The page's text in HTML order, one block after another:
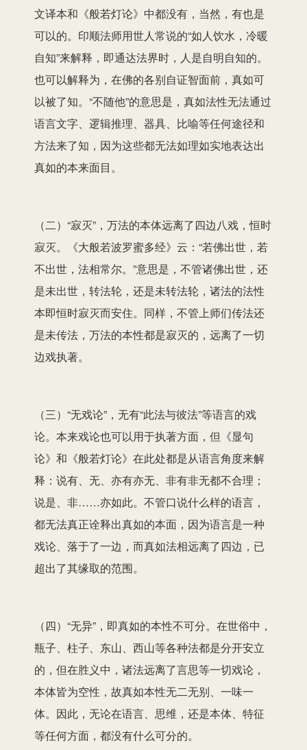
文译本和《般若灯论》中都没有，当然，有也是
可以的。印顺法师用世人常说的“如人饮水，冷暖
自知”来解释，即通达法界时，人是自明自知的。
也可以解释为，在佛的各别自证智面前，真如可
以被了知。“不随他”的意思是，真如法性无法通过
语言文字、逻辑推理、器具、比喻等任何途径和
方法来了知，因为这些都无法如理如实地表达出
真如的本来面目。
（二）“寂灭”，万法的本体远离了四边八戏，恒时
寂灭。《大般若波罗蜜多经》云：“若佛出世，若
不出世，法相常尔。”意思是，不管诸佛出世，还
是未出世，转法轮，还是未转法轮，诸法的法性
本即恒时寂灭而安住。同样，不管上师们传法还
是未传法，万法的本性都是寂灭的，远离了一切
边戏执著。
（三）“无戏论”，无有“此法与彼法”等语言的戏
论。本来戏论也可以用于执著方面，但《显句
论》和《般若灯论》在此处都是从语言角度来解
释：说有、无、亦有亦无、非有非无都不合理；
说是、非……亦如此。不管口说什么样的语言，
都无法真正诠释出真如的本面，因为语言是一种
戏论、落于了一边，而真如法相远离了四边，已
超出了其缘取的范围。
（四）“无异”，即真如的本性不可分。在世俗中，
瓶子、柱子、东山、西山等各种法都是分开安立
的，但在胜义中，诸法远离了言思等一切戏论，
本体皆为空性，故真如本性无二无别、一味一
体。因此，无论在语言、思维，还是本体、特征
等任何方面，都没有什么可分的。